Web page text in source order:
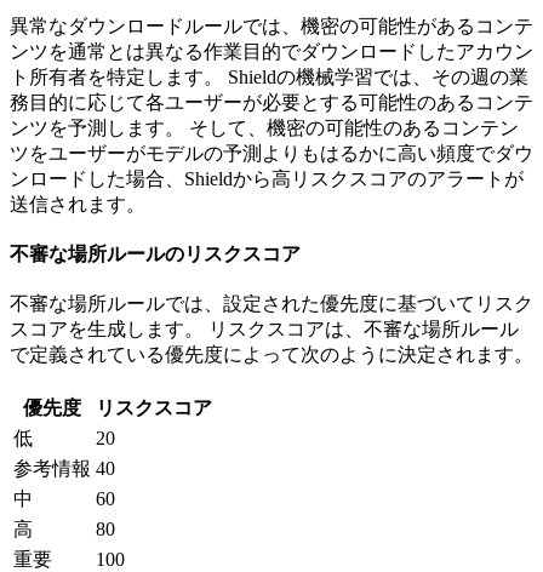
異常なダウンロードルールでは、機密の可能性があるコンテ
ンツを通常とは異なる作業目的でダウンロードしたアカウン
ト所有者を特定します。 Shieldの機械学習では、その週の業
務目的に応じて各ユーザーが必要とする可能性のあるコンテ
ンツを予測します。 そして、機密の可能性のあるコンテン
ツをユーザーがモデルの予測よりもはるかに高い頻度でダウ
ンロードした場合、Shieldから高リスクスコアのアラートが
送信されます。
不審な場所ルールのリスクスコア
不審な場所ルールでは、設定された優先度に基づいてリスク
スコアを生成します。 リスクスコアは、不審な場所ルール
で定義されている優先度によって次のように決定されます。
優先度
リスクスコア
低
20
参考情報 40
中
60
高
80
重要
100